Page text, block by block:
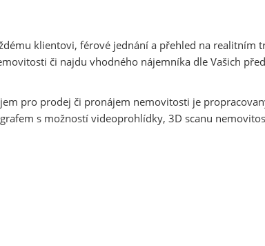
klientovi, férové jednání a přehled na realitním
či najdu vhodného nájemníka dle Vašich
pro prodej či pronájem nemovitosti je
s možností videoprohlídky, 3D scanu